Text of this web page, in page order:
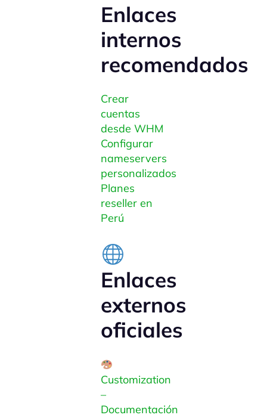
Enlaces
internos
recomendados
Crear
cuentas
desde WHM
Configurar
nameservers
personalizados
Planes
reseller en
Perú
Enlaces
externos
oficiales
Customization
–
Documentación